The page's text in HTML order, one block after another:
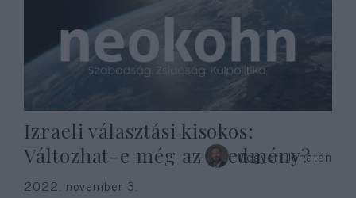
Izraeli választási kisokos:
Változhat-e még az eredmény?
Megyeri Jonatán
2022. november 3.